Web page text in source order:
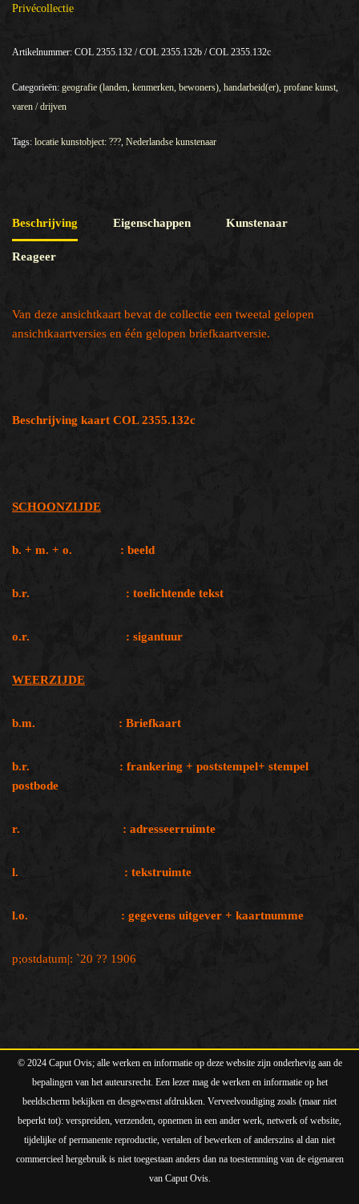
Privécollectie
Artikelnummer: COL 2355.132 / COL 2355.132b / COL 2355.132c
Categorieën: geografie (landen, kenmerken, bewoners), handarbeid(er), profane kunst,
varen / drijven
Tags: locatie kunstobject: ???, Nederlandse kunstenaar
Beschrijving Eigenschappen Kunstenaar
Reageer
Van deze ansichtkaart bevat de collectie een tweetal gelopen
ansichtkaartversies en één gelopen briefkaartversie.
Beschrijving kaart COL 2355.132c
SCHOONZIJDE
b. + m. + o. : beeld
b.r. : toelichtende tekst
o.r. : sigantuur
WEERZIJDE
b.m. : Briefkaart
b.r. : frankering + poststempel+ stempel
postbode
r. : adresseerruimte
l. : tekstruimte
l.o. : gegevens uitgever + kaartnumme
p;ostdatum|: `20 ?? 1906
© 2024 Caput Ovis; alle werken en informatie op deze website zijn onderhevig aan de
bepalingen van het auteursrecht. Een lezer mag de werken en informatie op het
beeldscherm bekijken en desgewenst afdrukken. Verveelvoudiging zoals (maar niet
beperkt tot): verspreiden, verzenden, opnemen in een ander werk, netwerk of website,
tijdelijke of permanente reproductie, vertalen of bewerken of anderszins al dan niet
commercieel hergebruik is niet toegestaan anders dan na toestemming van de eigenaren
van Caput Ovis.